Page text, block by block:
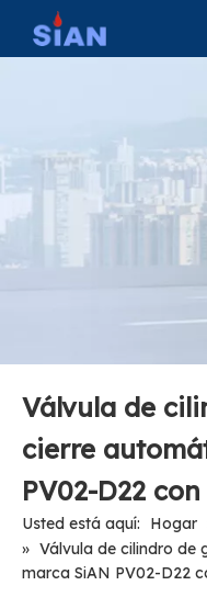
Válvula de
cierre
PV02-D22
Usted está aquí: Hogar
» Válvula de cilindro de
marca SiAN PV02-D22